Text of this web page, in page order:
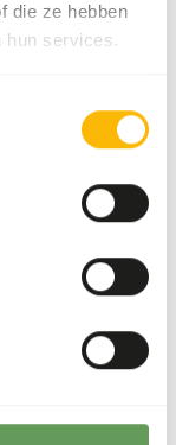
die ze hebben
hun services.
read
of high
feed